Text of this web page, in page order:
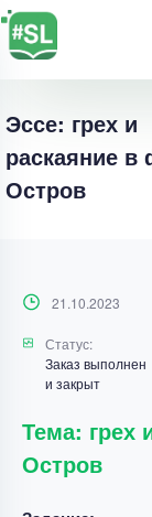
Эссе: грех и
раскаяние
Остров
21.10.2023
Статус:
Заказ выполнен
и закрыт
Тема: грех
Остров